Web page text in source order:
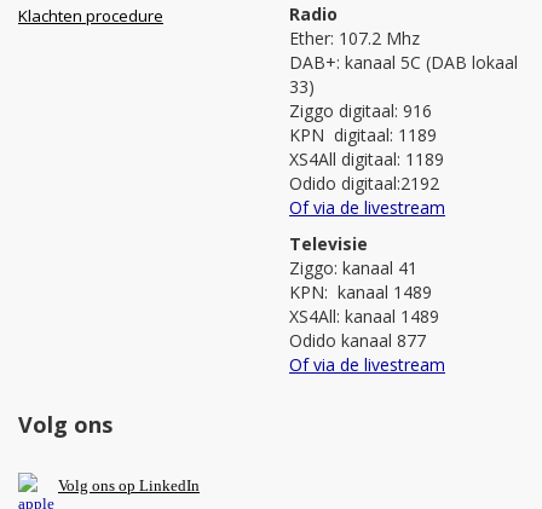
Klachten procedure
Radio
Ether: 107.2 Mhz
DAB+: kanaal 5C (DAB lokaal
33)
Ziggo digitaal: 916
KPN digitaal: 1189
XS4All digitaal: 1189
Odido digitaal:2192
Of via de livestream
Televisie
Ziggo: kanaal 41
KPN: kanaal 1489
XS4All: kanaal 1489
Odido kanaal 877
Of via de livestream
Volg ons
Volg ons op LinkedIn